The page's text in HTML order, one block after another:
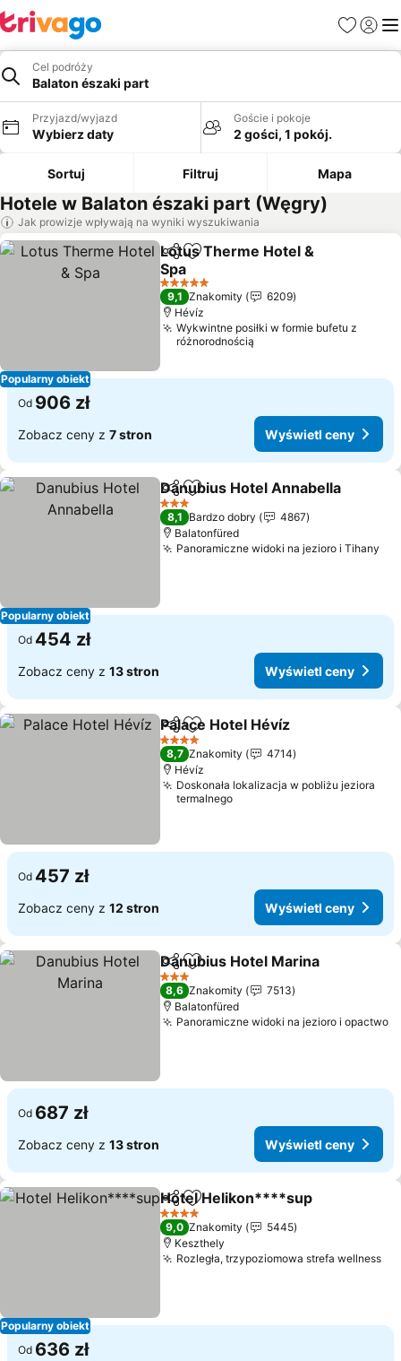
Ulubione
Cel podróży
Balaton északi part
Przyjazd/wyjazd
Wybierz daty
Goście i pokoje
2 gości, 1 pokój.
Sortuj Filtruj Mapa
Hotele w Balaton északi part (Węgry)
Jak prowizje wpływają na wyniki wyszukiwania
Popularny obiekt
Udostępnij
Dodaj do ulubionych
Lotus Therme Hotel &
Spa
Wyświetl ceny
5 Kategoria
9,1 Znakomity
6209
Hévíz
Wykwintne posiłki w formie bufetu z
różnorodnością
Od 906 zł
Zobacz ceny z 7 stron Wyświetl ceny
Popularny obiekt
Udostępnij
Dodaj do ulubionych
Danubius Hotel Annabella
3 Kategoria
8,1 Bardzo dobry
4867
Balatonfüred
Panoramiczne widoki na jezioro i Tihany
Od 454 zł
Zobacz ceny z 13 stron Wyświetl ceny
Udostępnij
Dodaj do ulubionych
Palace Hotel Hévíz
4 Kategoria
8,7 Znakomity
4714
Hévíz
Doskonała lokalizacja w pobliżu jeziora
termalnego
Od 457 zł
Zobacz ceny z 12 stron Wyświetl ceny
Udostępnij
Dodaj do ulubionych
Danubius Hotel Marina
3 Kategoria
8,6 Znakomity
7513
Balatonfüred
Panoramiczne widoki na jezioro i opactwo
Od 687 zł
Zobacz ceny z 13 stron Wyświetl ceny
Popularny obiekt
Udostępnij
Dodaj do ulubionych
Hotel Helikon****sup
4 Kategoria
9,0 Znakomity
5445
Keszthely
Rozległa, trzypoziomowa strefa wellness
Od 636 zł